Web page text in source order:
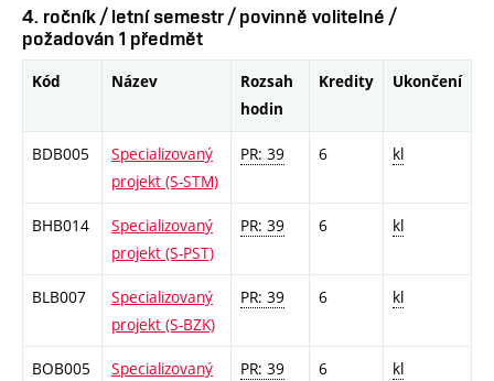
4. ročník / letní semestr / povinně volitelné /
požadován 1 předmět
Kód Název
Rozsah
hodin
Kredity Ukončení
BDB005
Specializovaný
projekt (S-STM)
PR: 39 6 kl
BHB014
Specializovaný
projekt (S-PST)
PR: 39 6 kl
BLB007
Specializovaný
projekt (S-BZK)
PR: 39 6 kl
BOB005
Specializovaný
PR: 39 6 kl